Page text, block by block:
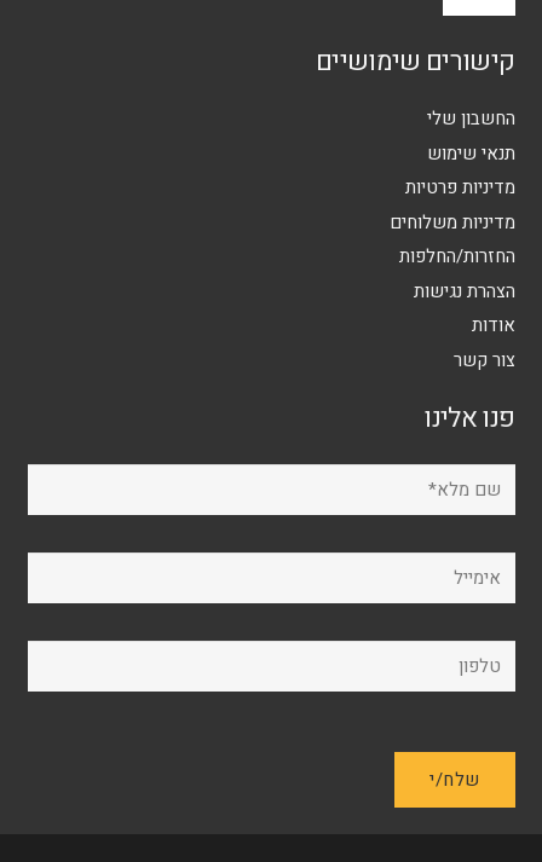
קישורים שימושיים
החשבון שלי
תנאי שימוש
מדיניות פרטיות
מדיניות משלוחים
החזרות/החלפות
הצהרת נגישות
אודות
צור קשר
פנו אלינו